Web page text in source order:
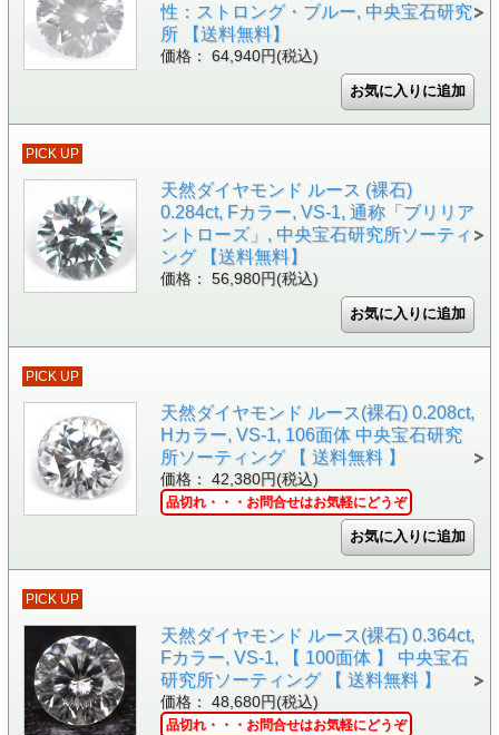
性：ストロング・ブルー, 中央宝石研究
所 【送料無料】
価格： 64,940円(税込)
PICK UP
天然ダイヤモンド ルース (裸石)
0.284ct, Fカラー, VS-1, 通称「ブリリア
ントローズ」, 中央宝石研究所ソーティ
ング 【送料無料】
価格： 56,980円(税込)
PICK UP
天然ダイヤモンド ルース(裸石) 0.208ct,
Hカラー, VS-1, 106面体 中央宝石研究
所ソーティング 【 送料無料 】
価格： 42,380円(税込)
品切れ・・・お問合せはお気軽にどうぞ
PICK UP
天然ダイヤモンド ルース(裸石) 0.364ct,
Fカラー, VS-1, 【 100面体 】 中央宝石
研究所ソーティング 【 送料無料 】
価格： 48,680円(税込)
品切れ・・・お問合せはお気軽にどうぞ